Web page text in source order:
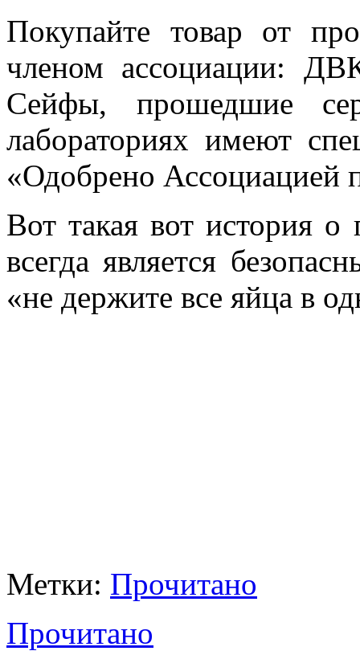
Покупайте товар от
членом ассоциации:
Сейфы, прошедшие
лабораториях имеют
«Одобрено Ассоциацией
Вот такая вот история
всегда является
«не держите все яйца в
Метки: Прочитано
Прочитано